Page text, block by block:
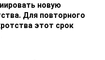
новую
Для повторного
этот срок